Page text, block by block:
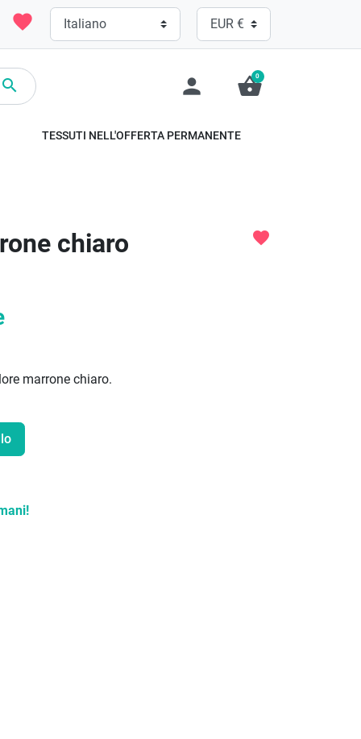
favorite
 person shopping_basket
0
TESSUTI NELL'OFFERTA PERMANENTE
chiaro favorite
marrone chiaro.